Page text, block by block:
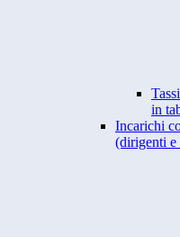
in
Incarichi
(dirigenti